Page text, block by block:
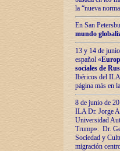
la “nueva
En San
mundo
13 y 14 de
español «
sociales de
Ibéricos del ILA
página más en
8 de junio de
ILA Dr. Jorge
Universidad
Trump». Dr.
Sociedad y
migración